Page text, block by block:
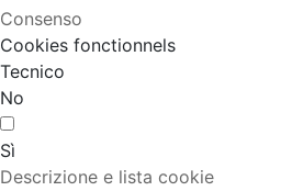
Consenso
Cookies fonctionnels
Tecnico
No
Sì
Descrizione e lista cookie